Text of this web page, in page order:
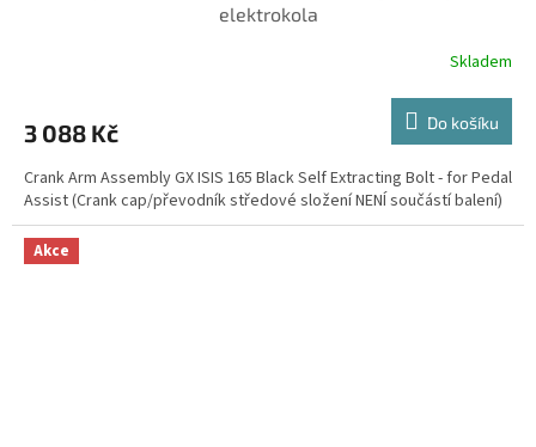
elektrokola
Skladem
3 088 Kč Do košíku
Crank Arm Assembly GX ISIS 165 Black Self Extracting Bolt - for Pedal
Assist (Crank cap/převodník středové složení NENÍ součástí balení)
Akce